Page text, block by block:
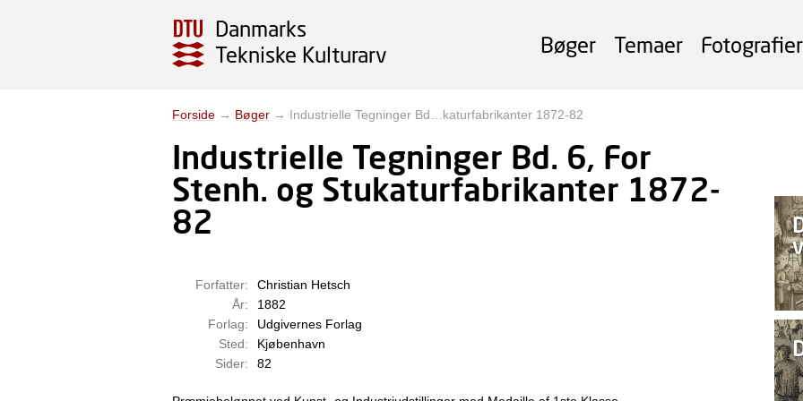
Danmarks
Tekniske Kulturarv
Bøger Temaer Fotografier
Forside → Bøger → Industrielle Tegninger Bd…katurfabrikanter 1872-82
Industrielle Tegninger Bd. 6, For
Stenh. og Stukaturfabrikanter 1872-
82
Forfatter:
Christian Hetsch
År:
1882
Forlag:
Udgivernes Forlag
Sted:
Kjøbenhavn
Sider:
82